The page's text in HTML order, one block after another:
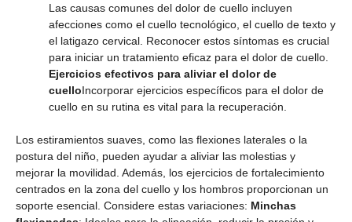
Las causas comunes del dolor de cuello incluyen
afecciones como el cuello tecnológico, el cuello de texto y
el latigazo cervical. Reconocer estos síntomas es crucial
para iniciar un tratamiento eficaz para el dolor de cuello.
Ejercicios efectivos para aliviar el dolor de
cuelloIncorporar ejercicios específicos para el dolor de
cuello en su rutina es vital para la recuperación.
Los estiramientos suaves, como las flexiones laterales o la
postura del niño, pueden ayudar a aliviar las molestias y
mejorar la movilidad. Además, los ejercicios de fortalecimiento
centrados en la zona del cuello y los hombros proporcionan un
soporte esencial. Considere estas variaciones: Minchas